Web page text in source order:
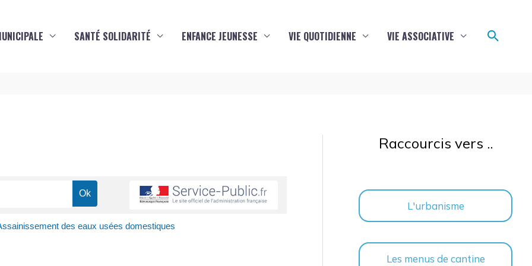
SANTÉ SOLIDARITÉ ENFANCE JEUNESSE VIE QUOTIDIENNE VIE ASSOCIATIVE
des eaux usées domestiques
Raccourcis vers ..
L'urbanisme
Les menus de cantine